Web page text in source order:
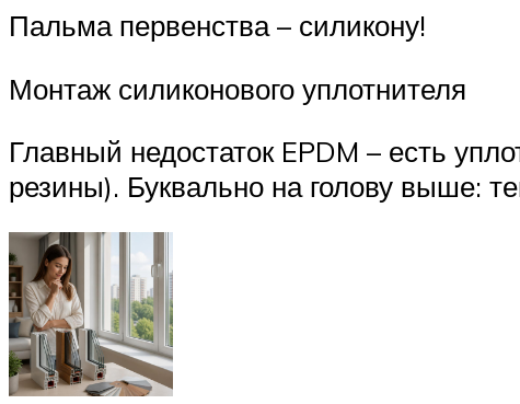
Пальма первенства – силикону!
Монтаж силиконового уплотнителя
Главный недостаток EPDM – есть
резины). Буквально на голову выше: